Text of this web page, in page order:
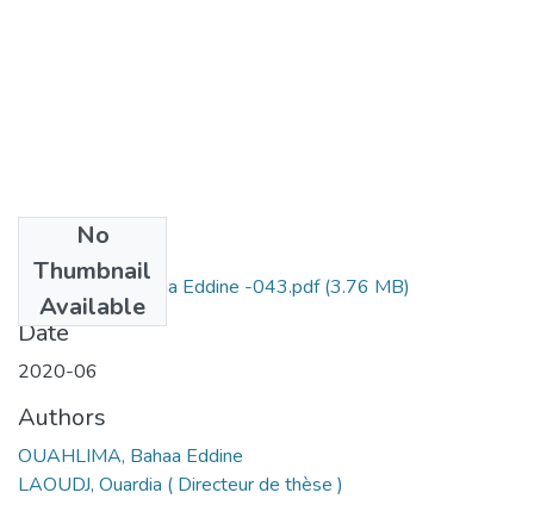
No
Thumbnail
Available
OUAHLIMA Bahaa Eddine -043.pdf(3.76 MB)
Date
2020-06
Authors
OUAHLIMA, Bahaa Eddine
LAOUDJ, Ouardia ( Directeur de thèse )